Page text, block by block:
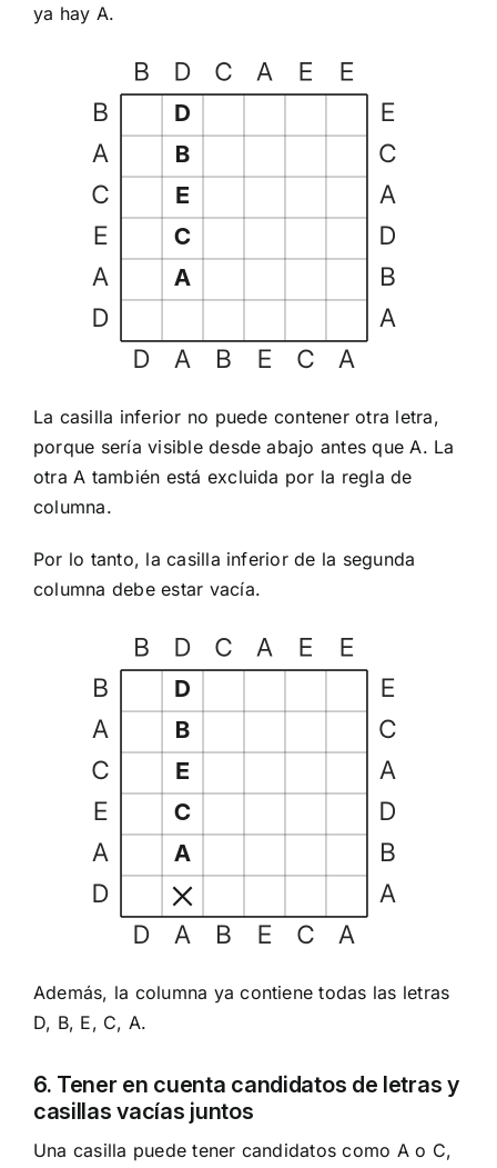
ya hay A.
La casilla inferior no puede contener otra letra,
porque sería visible desde abajo antes que A. La
otra A también está excluida por la regla de
columna.
Por lo tanto, la casilla inferior de la segunda
columna debe estar vacía.
Además, la columna ya contiene todas las letras
D, B, E, C, A.
6. Tener en cuenta candidatos de letras y
casillas vacías juntos
Una casilla puede tener candidatos como A o C,